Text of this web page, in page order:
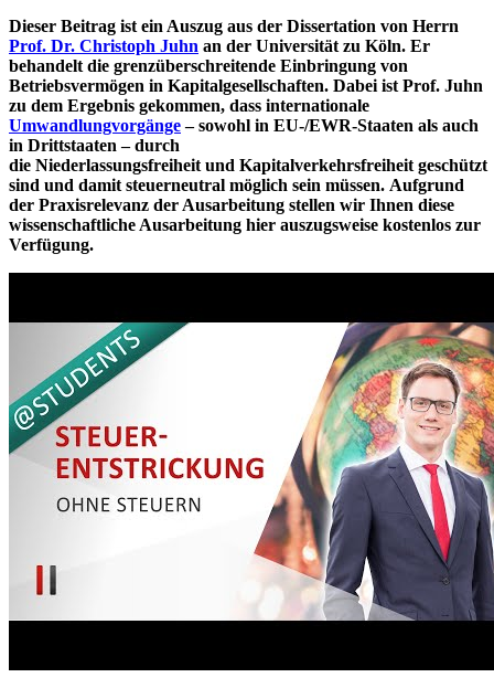
Dieser Beitrag ist ein Auszug aus der Dissertation von Herrn
Prof. Dr. Christoph Juhn an der Universität zu Köln. Er
behandelt die grenzüberschreitende Einbringung von
Betriebsvermögen in Kapitalgesellschaften. Dabei ist Prof. Juhn
zu dem Ergebnis gekommen, dass internationale
Umwandlungvorgänge– sowohl in EU-/EWR-Staaten als auch
in Drittstaaten – durch
die Niederlassungsfreiheit und Kapitalverkehrsfreiheit geschützt
sind und damit steuerneutral möglich sein müssen. Aufgrund
der Praxisrelevanz der Ausarbeitung stellen wir Ihnen diese
wissenschaftliche Ausarbeitung hier auszugsweise kostenlos zur
Verfügung.